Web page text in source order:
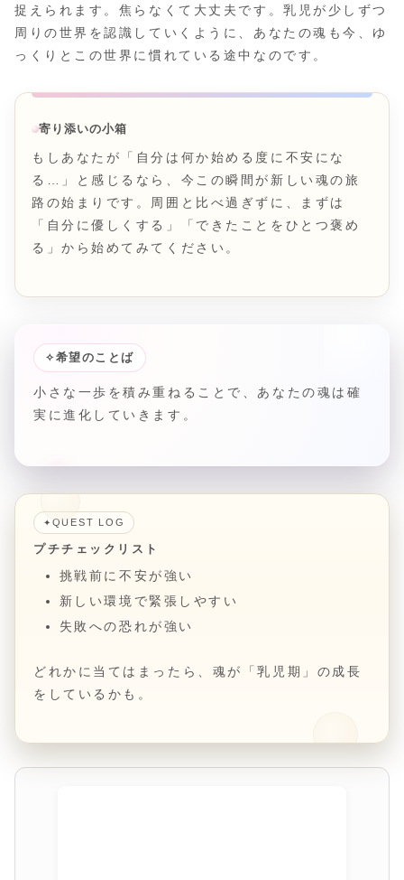
捉えられます。焦らなくて大丈夫です。乳児が少しずつ
周りの世界を認識していくように、あなたの魂も今、ゆ
っくりとこの世界に慣れている途中なのです。
寄り添いの小箱
もしあなたが「自分は何か始める度に不安にな
る…」と感じるなら、今この瞬間が新しい魂の旅
路の始まりです。周囲と比べ過ぎずに、まずは
「自分に優しくする」「できたことをひとつ褒め
る」から始めてみてください。
✧希望のことば
小さな一歩を積み重ねることで、あなたの魂は確
実に進化していきます。
✦ QUEST LOG
プチチェックリスト
挑戦前に不安が強い
新しい環境で緊張しやすい
失敗への恐れが強い
どれかに当てはまったら、魂が「乳児期」の成長
をしているかも。